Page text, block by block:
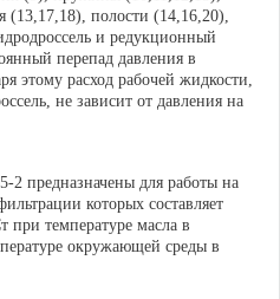
(13,17,18), полости (14,16,20),
и редукционный
перепад давления в
этому расход рабочей жидкости,
не зависит от давления на
2 предназначены для работы на
которых составляет
при температуре масла в
окружающей среды в